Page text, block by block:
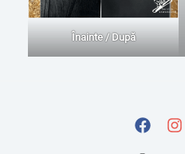
Înainte / După